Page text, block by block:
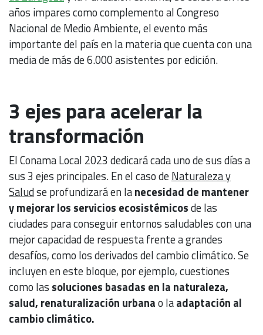
años impares como complemento al Congreso
Nacional de Medio Ambiente, el evento más
importante del país en la materia que cuenta con una
media de más de 6.000 asistentes por edición.
3 ejes para acelerar la
transformación
El Conama Local 2023 dedicará cada uno de sus días a
sus 3 ejes principales. En el caso deNaturaleza y
Saludse profundizará en lanecesidad de mantener
y mejorar los servicios ecosistémicosde las
ciudades para conseguir entornos saludables con una
mejor capacidad de respuesta frente a grandes
desafíos, como los derivados del cambio climático. Se
incluyen en este bloque, por ejemplo, cuestiones
como las soluciones basadas en la naturaleza,
salud, renaturalización urbanao laadaptación al
cambio climático.